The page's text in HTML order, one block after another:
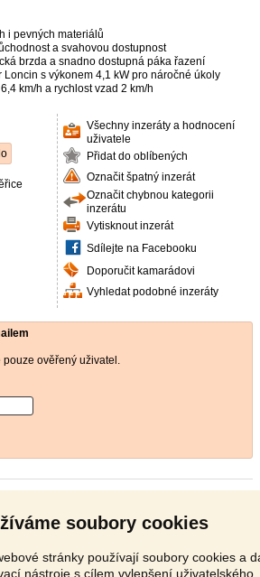
soubory cookies
stránky používají soubory cookies a
nástroje s cílem vylepšení uživatelského
i pevných materiálů
a svahovou dostupnost
brzda a snadno dostupná páka řazení
s výkonem 4,1 kW pro náročné úkoly
km/h a rychlost vzad 2 km/h
Všechny inzeráty a hodnocení
uživatele
Přidat do oblíbených
Označit špatný inzerát
Označit chybnou kategorii
inzerátu
Vytisknout inzerát
Sdílejte na Facebooku
Doporučit kamarádovi
Vyhledat podobné inzeráty
pouze ověřený uživatel.
Malotraktory, Kultivátory
,Kontakt, Reklama,Podmínky,Ochrana údajů
123861, za 24 hodin:3683